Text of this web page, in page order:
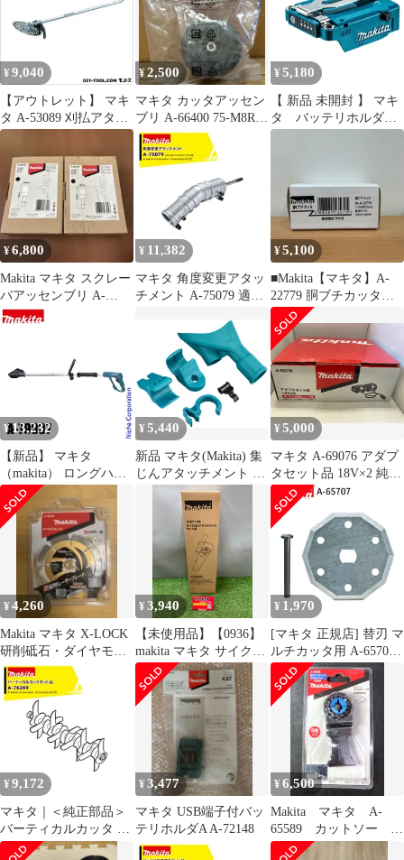
¥ 9,040
【アウトレット】 マキ
タ A-53089 刈払アタッ
チメント 1点
¥2,500
マキタ カッタアッセン
ブリ A-66400 75-M8Rセ
ット品 MUR100D
¥ 5,180
【 新品 未開封 】 マキ
タ バッテリホルダ
A A-72154 未使用 送
¥6,800
Makita マキタ スクレー
パアッセンブリ A-
68155 2個セット
¥ 11,382
マキタ 角度変更アタッ
チメント A-75079 適合
MUA251DZ
¥5,100
■Makita【マキタ】A-
22779 胴ブチカッタ
A25-3073、A25-3074
¥13,232
【新品】 マキタ
（makita） ロングハン
ドルアタッチメント A-
79837 アタッチメント
アクセサリー 部品 取り
付け 細断 作業負担軽減
¥5,440
新品 マキタ(Makita) 集
じんアタッチメント A-
¥5,000
マキタ A-69076 アダプ
タセット品 18V×2 純正
品
¥4,260
Makita マキタ X-LOCK
研削砥石・ダイヤモン
ドホイール セット未使
用
¥3,940
【未使用品】【0936】
makita マキタ サイクロ
ンアタッチメント A-
67169
IT7XARGAH9A4
¥ 1,970
[マキタ 正規店] 替刃 マ
ルチカッタ用 A-65707
ロックピン付(刃物交換
用)
¥ 9,172
マキタ｜＜純正部品＞
バーティカルカッタ A-
76249
¥3,477
マキタ USB端子付バッ
テリホルダA A-72148
¥6,500
Makita マキタ A-
65589 カットソー
TMA061HM